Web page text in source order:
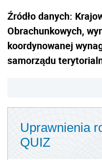
Źródło danych:
Obrachunkowych,
koordynowanej
samorządu
Uprawnienia
QUIZ